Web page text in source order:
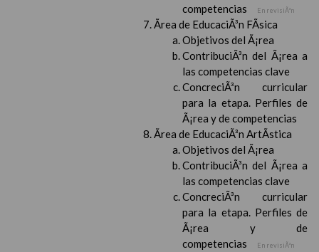
competencias
En revisiÃ³n
Ãrea de EducaciÃ³n FÃ­sica
Objetivos del Ã¡rea
ContribuciÃ³n del Ã¡rea a
las competencias clave
ConcreciÃ³n curricular
para la etapa. Perfiles de
Ã¡rea y de competencias
Ãrea de EducaciÃ³n ArtÃ­stica
Objetivos del Ã¡rea
ContribuciÃ³n del Ã¡rea a
las competencias clave
ConcreciÃ³n curricular
para la etapa. Perfiles de
Ã¡rea y de
competencias
En revisiÃ³n